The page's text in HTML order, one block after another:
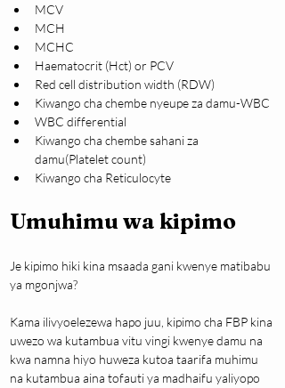
MCV
MCH
MCHC
Haematocrit (Hct) or PCV
Red cell distribution width (RDW)
Kiwango cha chembe nyeupe za damu-WBC
WBC differential
Kiwango cha chembe sahani za
damu(Platelet count)
Kiwango cha Reticulocyte
Umuhimu wa kipimo
Je kipimo hiki kina msaada gani kwenye matibabu
ya mgonjwa?
Kama ilivyoelezewa hapo juu, kipimo cha FBP kina
uwezo wa kutambua vitu vingi kwenye damu na
kwa namna hiyo huweza kutoa taarifa muhimu
na kutambua aina tofauti ya madhaifu yaliyopo